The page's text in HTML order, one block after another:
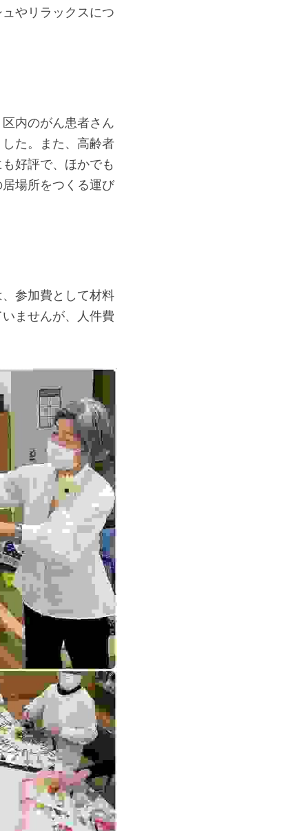
やリラックスにつ
内のがん患者さん
た。また、高齢者
好評で、ほかでも
場所をつくる運び
参加費として材料
ませんが、人件費